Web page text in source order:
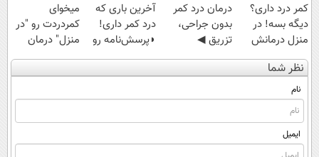
کمر درد داری؟
دیگه بسه! در
منزل درمانش
کن
(◀پرسش‌نامه)
درمان درد کمر
بدون جراحی،
تزریق ◀
پرسش‌نامه رو پر
کن ▶
آخرین باری که
درد کمر داری!
◗پرسش‌نامه رو
پر کن◖
میخوای
کمردردت رو "در
منزل" درمان
کنی؟ (◂فیلم +
◂پرسش‌نامه)
نظر شما
نام
ایمیل